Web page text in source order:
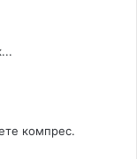
компрес.